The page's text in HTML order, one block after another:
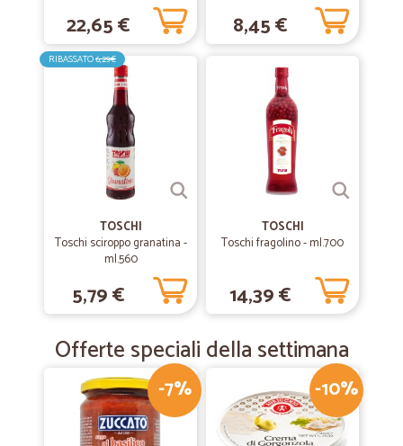
22,65 € 8,45 €
RIBASSATO6,29€
TOSCHI
Toschi sciroppo granatina -
ml.560
5,79 €
TOSCHI
Toschi fragolino - ml.700
14,39 €
Offerte speciali della settimana
-7% -10%